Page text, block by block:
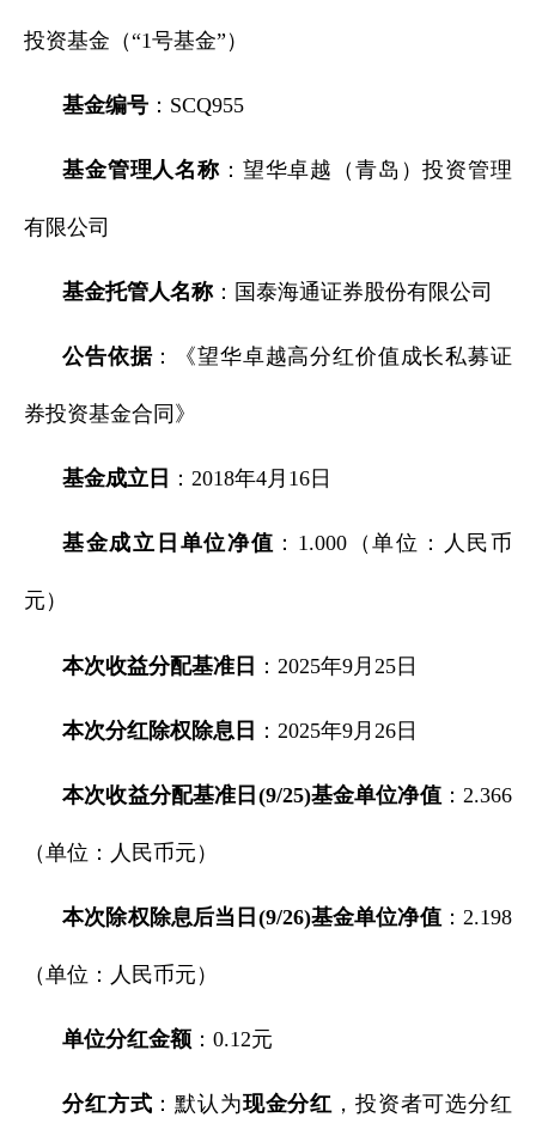
投资基金（“1号基金”）
基金编号 ：SCQ955
基金管理人名称：望华卓越（青岛）投资管理
有限公司
基金托管人名称：国泰海通证券股份有限公司
公告依据：《望华卓越高分红价值成长私募证
券投资基金合同》
基金成立日 ：2018年4月16日
基金成立日单位净值 ：1.000（单位：人民币
元）
本次收益分配基准日 ：2025年9月25日
本次分红除权除息日 ：2025年9月26日
本次收益分配基准日(9/25)基金单位净值：2.366
（单位：人民币元）
本次除权除息后当日(9/26)基金单位净值：2.198
（单位：人民币元）
单位分红金额 ：0.12元
分红方式 ：默认为现金分红 ，投资者可选分红